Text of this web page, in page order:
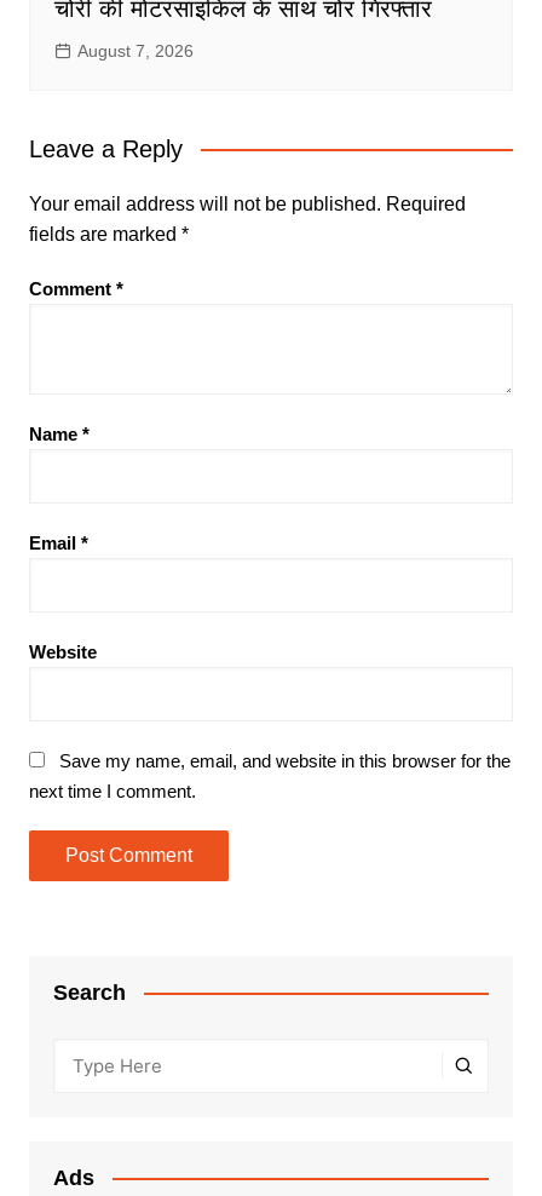
चोरी की मोटरसाइकिल के साथ चोर गिरफ्तार
August 7, 2026
Leave a Reply
Your email address will not be published. Required
fields are marked *
Comment *
Name *
Email *
Website
Save my name, email, and website in this browser for the
next time I comment.
Search
Ads